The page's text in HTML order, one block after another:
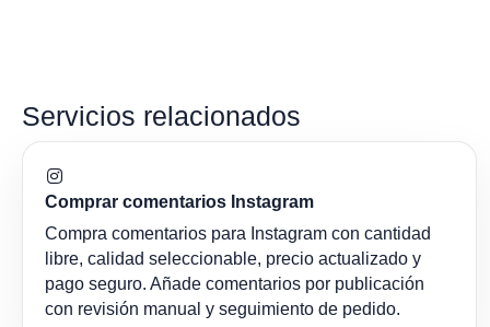
Servicios relacionados
Comprar comentarios Instagram
Compra comentarios para Instagram con cantidad
libre, calidad seleccionable, precio actualizado y
pago seguro. Añade comentarios por publicación
con revisión manual y seguimiento de pedido.